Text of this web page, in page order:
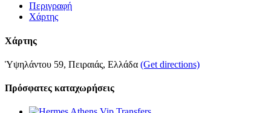
Περιγραφή
Χάρτης
Χάρτης
Ὑψηλάντου 59, Πειραιάς, Ελλάδα (Get directions)
Πρόσφατες καταχωρήσεις